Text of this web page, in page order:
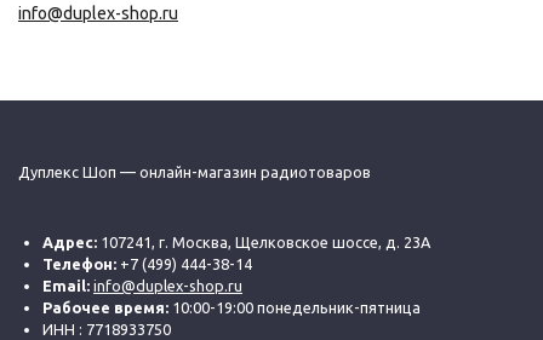
info@duplex-shop.ru
Дуплекс Шоп — онлайн-магазин радиотоваров
Адрес: 107241, г. Москва, Щелковское шоссе, д. 23А
Телефон: +7 (499) 444-38-14
Email: info@duplex-shop.ru
Рабочее время: 10:00-19:00 понедельник-пятница
ИНН : 7718933750